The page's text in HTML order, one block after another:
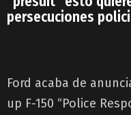
persecuciones
Ford acaba de
up F-150 “Police